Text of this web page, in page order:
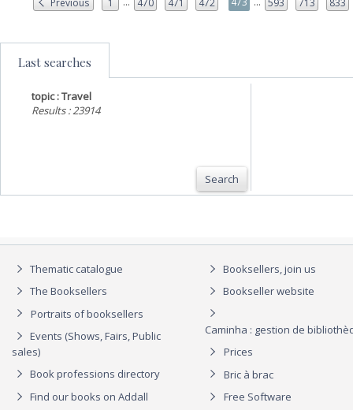
Previous 1 470 471 472 593 713 833
Last searches
topic : Travel
Results : 23914
Search
Thematic catalogue
The Booksellers
Portraits of booksellers
Events (Shows, Fairs, Public
sales)
Book professions directory
Find our books on Addall
Booksellers, join us
Bookseller website
Caminha : gestion de
Prices
Bric à brac
Free Software